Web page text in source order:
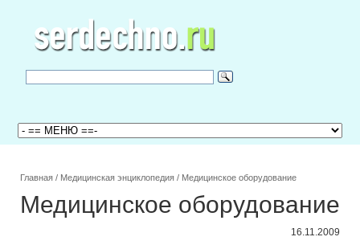
Главная / Медицинская энциклопедия / Медицинское оборудование
Медицинское оборудование
16.11.2009